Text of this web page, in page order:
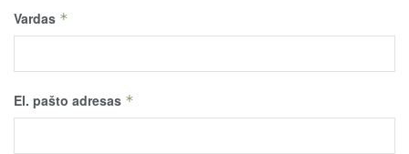
Vardas *
El. pašto adresas *